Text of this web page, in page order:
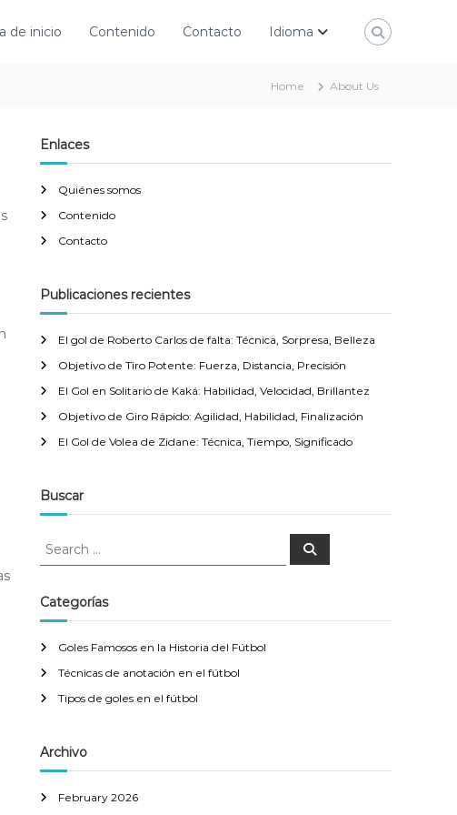
de inicio Contenido Contacto Idioma
Home About Us
Enlaces
Quiénes somos
Contenido
Contacto
Publicaciones recientes
El gol de Roberto Carlos de falta: Técnica, Sorpresa, Belleza
Objetivo de Tiro Potente: Fuerza, Distancia, Precisión
El Gol en Solitario de Kaká: Habilidad, Velocidad, Brillantez
Objetivo de Giro Rápido: Agilidad, Habilidad, Finalización
El Gol de Volea de Zidane: Técnica, Tiempo, Significado
Buscar
S
r
c
f
o
r
S
Categorías
Goles Famosos en la Historia del Fútbol
Técnicas de anotación en el fútbol
Tipos de goles en el fútbol
Archivo
February 2026